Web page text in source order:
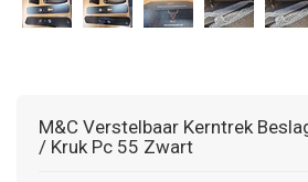
M&C Verstelbaar Kerntrek
/ Kruk Pc 55 Zwart